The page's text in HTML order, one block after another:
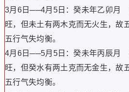
3月6日──4月5日：癸未年乙卯月
旺，但未土有两木克而无火生，故
五行气失均衡。
4月6日──5月5日：癸未年丙辰月
旺，但癸水有两土克而无金生，故
五行气失均衡。